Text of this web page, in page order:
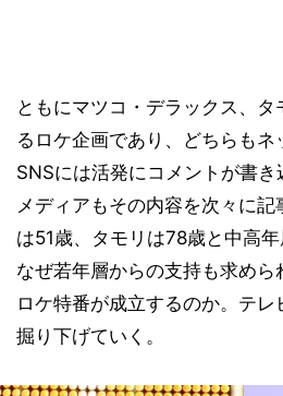
ともにマツコ・デラックス、タ
るロケ企画であり、どちらもネ
SNSには活発にコメントが書き
メディアもその内容を次々に記
は51歳、タモリは78歳と中高年
なぜ若年層からの支持も求め
ロケ特番が成立するのか。テ
掘り下げていく。